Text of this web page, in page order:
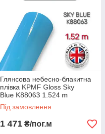
Глянсова небесно-блакитна
плівка KPMF Gloss Sky
Blue K88063 1.524 m
Під замовлення
1 471 ₴/пог.м